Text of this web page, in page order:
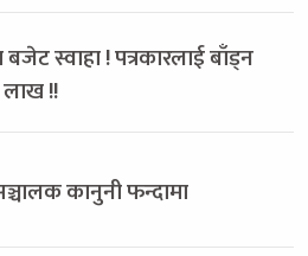
बजेट स्वाहा ! पत्रकारलाई बाँड्न
!!
कानुनी फन्दामा